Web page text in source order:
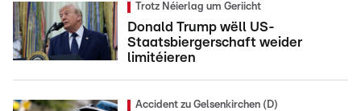
Trotz Néierlag um Geriicht
Donald Trump wëll US-
Staatsbiergerschaft weider
limitéieren
Accident zu Gelsenkirchen (D)